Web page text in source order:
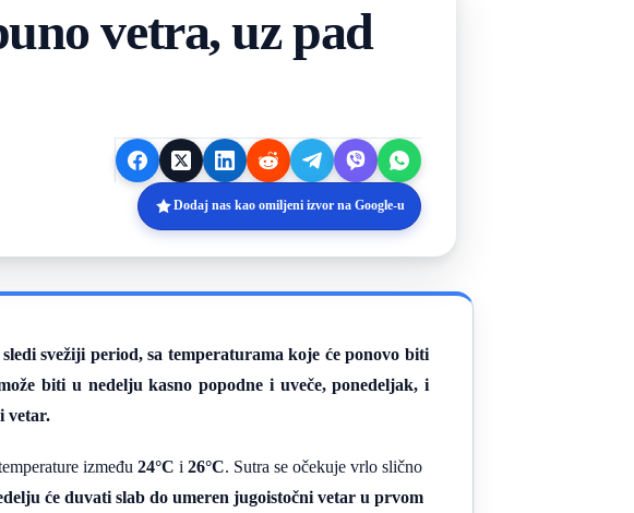
vetra, uz pad
Dodaj nas kao omiljeni izvor na Google-u
svežiji period, sa temperaturama koje će ponovo biti
biti u nedelju kasno popodne i uveče, ponedeljak, i
vetar.
između 24°C i 26°C. Sutra se očekuje vrlo slično
će duvati slab do umeren jugoistočni vetar u prvom